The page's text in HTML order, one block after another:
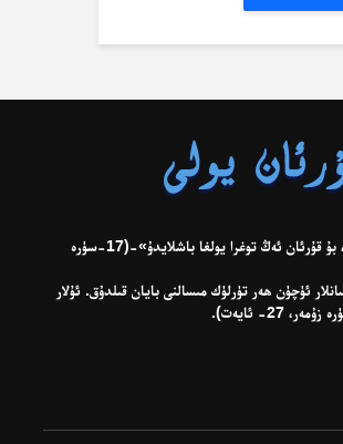
«شۈبھىسىزكى، بۇ قۇرئان ئەڭ توغرا يولغا باشلايدۇ»-(17-سۈرە
ئۈچۈن ھەر تۈرلۈك مىسالنى بايان قىلدۇق. ئۇلار